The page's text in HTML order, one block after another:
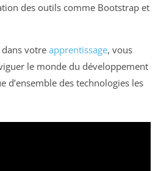
des outils comme Bootstrap et
votre apprentissage, vous
le monde du développement
d’ensemble des technologies les